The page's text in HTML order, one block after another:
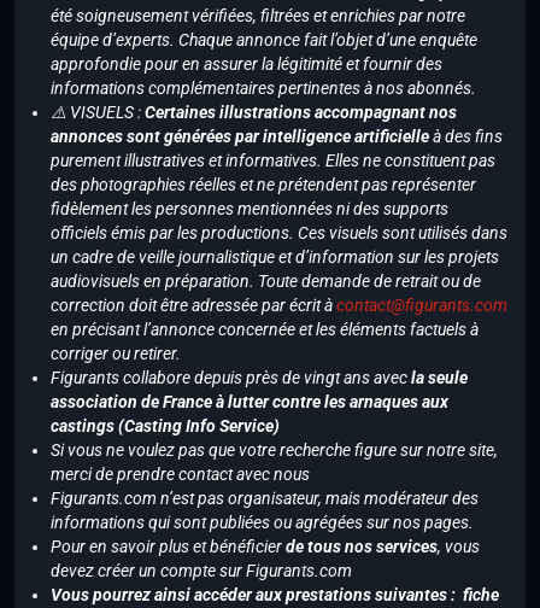
été soigneusement vérifiées, filtrées et enrichies par notre
équipe d’experts. Chaque annonce fait l’objet d’une enquête
approfondie pour en assurer la légitimité et fournir des
informations complémentaires pertinentes à nos abonnés.
⚠️ VISUELS :Certaines illustrations accompagnant nos
annonces sont générées par intelligence artificielleà des fins
purement illustratives et informatives. Elles ne constituent pas
des photographies réelles et ne prétendent pas représenter
fidèlement les personnes mentionnées ni des supports
officiels émis par les productions. Ces visuels sont utilisés dans
un cadre de veille journalistique et d’information sur les projets
audiovisuels en préparation. Toute demande de retrait ou de
correction doit être adressée par écrit àcontact@figurants.com
en précisant l’annonce concernée et les éléments factuels à
corriger ou retirer.
Figurants collabore depuis près de vingt ans avecla seule
association de France à lutter contre les arnaques aux
castings (Casting Info Service)
Si vous ne voulez pas que votre recherche figure sur notre site,
merci de prendre contact avec nous
Figurants.com n’est pas organisateur, mais modérateur des
informations qui sont publiées ou agrégées sur nos pages.
Pour en savoir plus et bénéficierde tous nos services, vous
devez créer un compte sur Figurants.com
Vous pourrez ainsi accéder aux prestations suivantes : fiche